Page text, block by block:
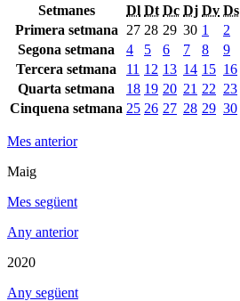
Setmanes
Dl Dt Dc Dj Dv Ds
Primera setmana
27 28 29 30 1 2
Segona setmana
4 5 6 7 8 9
Tercera setmana
11 12 13 14 15 16
Quarta setmana
18 19 20 21 22 23
Cinquena setmana 25 26 27 28 29 30
Mes anterior
Maig
Mes següent
Any anterior
2020
Any següent